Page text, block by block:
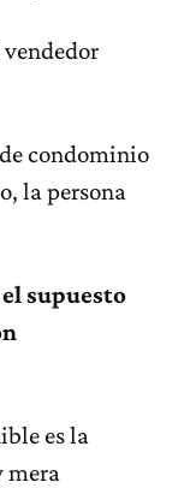
condominio
la persona
supuesto
es la
mera